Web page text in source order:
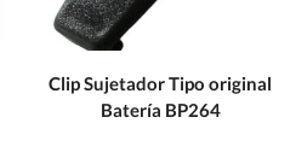
Clip Sujetador Tipo original
Batería BP264